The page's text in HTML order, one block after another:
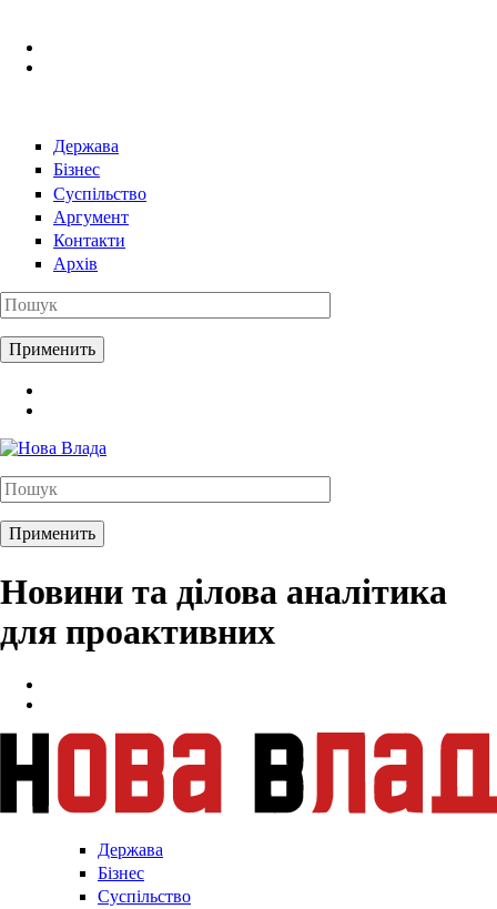
Держава
Бізнес
Суспільство
Аргумент
Контакти
Архів
Новини та ділова аналітика
для проактивних
Держава
Бізнес
Суспільство